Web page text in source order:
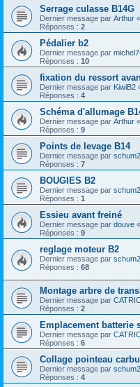
Serrage culasse B14G
Dernier message par Arthur «
Réponses : 2
Pédalier b2
Dernier message par
Réponses : 10
fixation du ressort
Dernier message par KiwiB2
Réponses : 4
Schéma d'allumage
Dernier message par Arthur «
Réponses : 9
Points de levage B14
Dernier message par
Réponses : 7
BOUGIES B2
Dernier message par
Réponses : 1
Essieu avant freiné
Dernier message par douve «
Réponses : 9
reglage moteur B2
Dernier message par
Réponses : 68
Montage arbre de
Dernier message par
Réponses : 2
Emplacement batterie
Dernier message par
Réponses : 6
Collage pointeau
Dernier message par
Réponses : 4